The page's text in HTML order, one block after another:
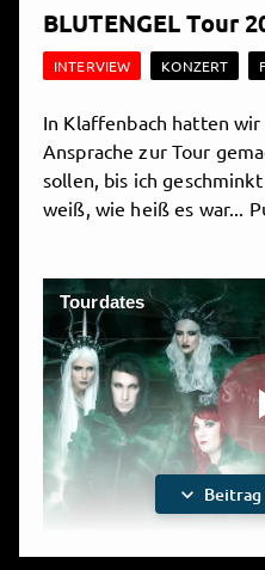
BLUTENGEL Tour
INTERVIEW KONZERT
In Klaffenbach hatten
Ansprache zur Tour
sollen, bis ich
weiß, wie heiß es war...
Tourdates
expand_more Beitrag